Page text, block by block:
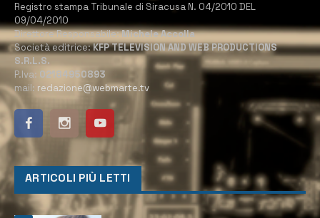
Registro stampa Tribunale di Siracusa N. 04/2010 DEL
09/04/2010
Direttore Responsabile:Michele Accolla
Società editrice:KFP TELEVISION AND WEB PRODUCTIONS
S.R.L.S.
P.Iva: 02184950893
mail: redazione@webmarte.tv
ARTICOLI PIÙ LETTI